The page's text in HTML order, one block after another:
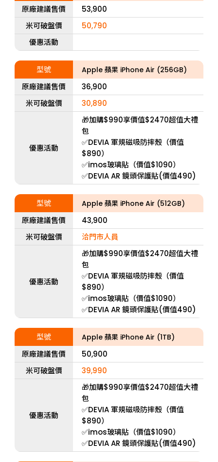
原廠建議售價
53,900
米可破盤價
50,790
優惠活動
型號 Apple 蘋果 iPhone Air (256GB)
原廠建議售價
36,900
米可破盤價
30,890
優惠活動
🎁加購$990享價值$2470超值大禮
包
✅DEVIA 軍規磁吸防摔殼（價值
$890）
✅imos玻璃貼（價值$1090）
✅DEVIA AR 鏡頭保護貼(價值490)
型號 Apple 蘋果 iPhone Air (512GB)
原廠建議售價
43,900
米可破盤價
洽門市人員
優惠活動
🎁加購$990享價值$2470超值大禮
包
✅DEVIA 軍規磁吸防摔殼（價值
$890）
✅imos玻璃貼（價值$1090）
✅DEVIA AR 鏡頭保護貼(價值490)
型號 Apple 蘋果 iPhone Air (1TB)
原廠建議售價
50,900
米可破盤價
39,990
優惠活動
🎁加購$990享價值$2470超值大禮
包
✅DEVIA 軍規磁吸防摔殼（價值
$890）
✅imos玻璃貼（價值$1090）
✅DEVIA AR 鏡頭保護貼(價值490)